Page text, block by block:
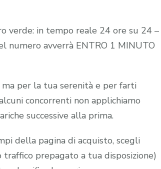
verde: in tempo reale 24 ore su 24 –
numero avverrà ENTRO 1 MINUTO
per la tua serenità e per farti
concorrenti non applichiamo
successive alla prima.
della pagina di acquisto, scegli
traffico prepagato a tua disposizione)